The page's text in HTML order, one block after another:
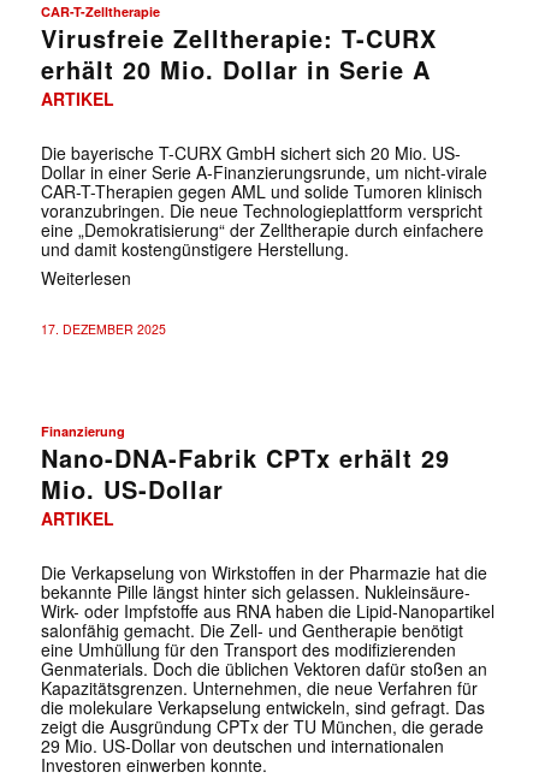
CAR-T-Zelltherapie
Virusfreie Zelltherapie: T-CURX
erhält 20 Mio. Dollar in Serie A
ARTIKEL
Die bayerische T-CURX GmbH sichert sich 20 Mio. US-
Dollar in einer Serie A-Finanzierungsrunde, um nicht-virale
CAR-T-Therapien gegen AML und solide Tumoren klinisch
voranzubringen. Die neue Technologieplattform verspricht
eine „Demokratisierung“ der Zelltherapie durch einfachere
und damit kostengünstigere Herstellung.
Weiterlesen
17. DEZEMBER 2025
Finanzierung
Nano-DNA-Fabrik CPTx erhält 29
Mio. US-Dollar
ARTIKEL
Die Verkapselung von Wirkstoffen in der Pharmazie hat die
bekannte Pille längst hinter sich gelassen. Nukleinsäure-
Wirk- oder Impfstoffe aus RNA haben die Lipid-Nanopartikel
salonfähig gemacht. Die Zell- und Gentherapie benötigt
eine Umhüllung für den Transport des modifizierenden
Genmaterials. Doch die üblichen Vektoren dafür stoßen an
Kapazitätsgrenzen. Unternehmen, die neue Verfahren für
die molekulare Verkapselung entwickeln, sind gefragt. Das
zeigt die Ausgründung CPTx der TU München, die gerade
29 Mio. US-Dollar von deutschen und internationalen
Investoren einwerben konnte.